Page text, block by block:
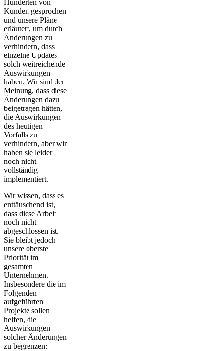
Hunderten von
Kunden gesprochen
und unsere Pläne
erläutert, um durch
Änderungen zu
verhindern, dass
einzelne Updates
solch weitreichende
Auswirkungen
haben. Wir sind der
Meinung, dass diese
Änderungen dazu
beigetragen hätten,
die Auswirkungen
des heutigen
Vorfalls zu
verhindern, aber wir
haben sie leider
noch nicht
vollständig
implementiert.
Wir wissen, dass es
enttäuschend ist,
dass diese Arbeit
noch nicht
abgeschlossen ist.
Sie bleibt jedoch
unsere oberste
Priorität im
gesamten
Unternehmen.
Insbesondere die im
Folgenden
aufgeführten
Projekte sollen
helfen, die
Auswirkungen
solcher Änderungen
zu begrenzen: